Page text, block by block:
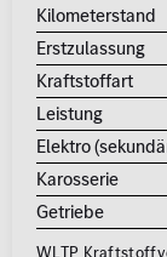
Kilometerstand
Erstzulassung
Kraftstoffart
Leistung
Elektro
Karosserie
Getriebe
WLTP